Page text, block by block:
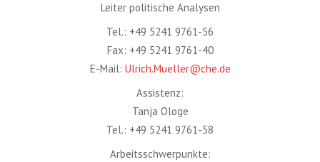
Leiter politische Analysen
Tel.: +49 5241 9761-56
Fax: +49 5241 9761-40
E-Mail: Ulrich.Mueller@che.de
Assistenz:
Tanja Ologe
Tel.: +49 5241 9761-58
Arbeitsschwerpunkte: